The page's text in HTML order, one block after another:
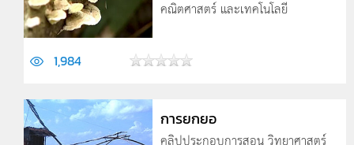
คณิตศาสตร์ และเทคโนโลยี
1,984
การยกยอ
คลิปประกอบการสอน วิทยาศาสตร์